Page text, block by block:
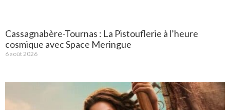
Cassagnabère-Tournas : La Pistouflerie à l’heure
cosmique avec Space Meringue
6 août 2026